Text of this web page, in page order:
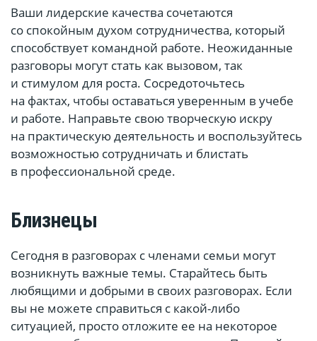
Ваши лидерские качества сочетаются
со спокойным духом сотрудничества, который
способствует командной работе. Неожиданные
разговоры могут стать как вызовом, так
и стимулом для роста. Сосредоточьтесь
на фактах, чтобы оставаться уверенным в учебе
и работе. Направьте свою творческую искру
на практическую деятельность и воспользуйтесь
возможностью сотрудничать и блистать
в профессиональной среде.
Близнецы
Сегодня в разговорах с членами семьи могут
возникнуть важные темы. Старайтесь быть
любящими и добрыми в своих разговорах. Если
вы не можете справиться с какой-либо
ситуацией, просто отложите ее на некоторое